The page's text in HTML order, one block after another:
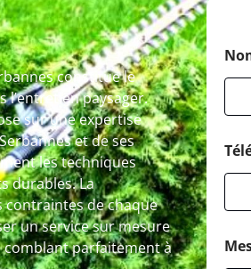
constitue le
l’entretien paysager.
sur une expertise
et de ses
les techniques
durables. La
contraintes de chaque
un service sur mesure
parfaitement à